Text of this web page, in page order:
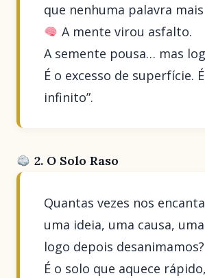
que nenhuma palavra
A mente virou asfalto.
A semente pousa… mas
É o excesso de superfície.
infinito”.
2. O Solo Raso
Quantas vezes nos
uma ideia, uma causa,
logo depois desanimamos?
É o solo que aquece